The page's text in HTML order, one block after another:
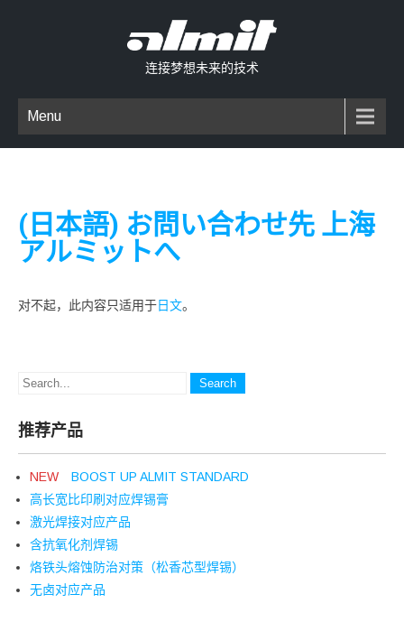
连接梦想未来的技术
Menu
(日本語) お問い合わせ先 上海
アルミットへ
对不起，此内容只适用于日文。
推荐产品
NEW BOOST UP ALMIT STANDARD
高长宽比印刷对应焊锡膏
激光焊接对应产品
含抗氧化剂焊锡
烙铁头熔蚀防治对策（松香芯型焊锡）
无卤对应产品